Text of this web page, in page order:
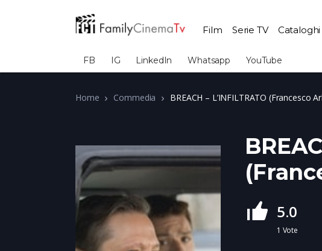
Film Serie TV
FB IG LinkedIn Whatsapp YouTube
Home Commedia BREACH – L’INFILTRATO (Francesco
5.0
1 Vote